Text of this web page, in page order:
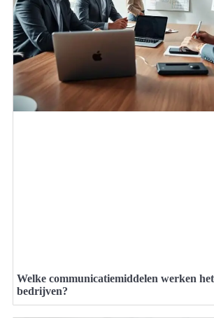
Welke communicatiemiddelen werken
bedrijven?